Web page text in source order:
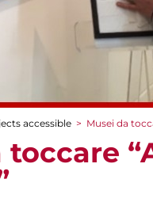
accessible > Musei da
toccare